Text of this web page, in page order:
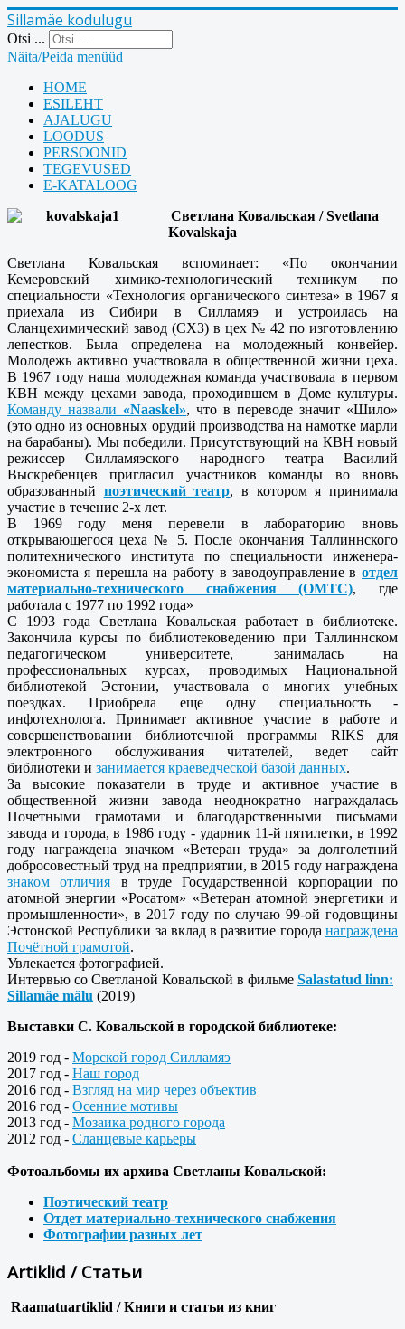
Sillamäe kodulugu
Otsi ...
Näita/Peida menüüd
HOME
ESILEHT
AJALUGU
LOODUS
PERSOONID
TEGEVUSED
E-KATALOOG
Светлана Ковальская / Svetlana
Kovalskaja
Светлана Ковальская вспоминает: «По окончании
Кемеровский химико-технологический техникум по
специальности «Технология органического синтеза» в 1967 я
приехала из Сибири в Силламяэ и устроилась на
Сланцехимический завод (СХЗ) в цех № 42 по изготовлению
лепестков. Была определена на молодежный конвейер.
Молодежь активно участвовала в общественной жизни цеха.
В 1967 году наша молодежная команда участвовала в первом
КВН между цехами завода, проходившем в Доме культуры.
Команду назвали «Naaskel», что в переводе значит «Шило»
(это одно из основных орудий производства на намотке марли
на барабаны). Мы победили. Присутствующий на КВН новый
режиссер Силламяэского народного театра Василий
Выскребенцев пригласил участников команды во вновь
образованный поэтический театр, в котором я принимала
участие в течение 2-х лет.
В 1969 году меня перевели в лабораторию вновь
открывающегося цеха № 5. После окончания Таллиннского
политехнического института по специальности инженера-
экономиста я перешла на работу в заводоуправление в отдел
материально-технического снабжения (ОМТС), где
работала с 1977 по 1992 года»
С 1993 года Светлана Ковальская работает в библиотеке.
Закончила курсы по библиотековедению при Таллиннском
педагогическом университете, занималась на
профессиональных курсах, проводимых Национальной
библиотекой Эстонии, участвовала о многих учебных
поездках. Приобрела еще одну специальность -
инфотехнолога. Принимает активное участие в работе и
совершенствовании библиотечной программы RIKS для
электронного обслуживания читателей, ведет сайт
библиотеки и занимается краеведческой базой данных.
За высокие показатели в труде и активное участие в
общественной жизни завода неоднократно награждалась
Почетными грамотами и благодарственными письмами
завода и города, в 1986 году - ударник 11-й пятилетки, в 1992
году награждена значком «Ветеран труда» за долголетний
добросовестный труд на предприятии, в 2015 году награждена
знаком отличия в труде Государственной корпорации по
атомной энергии «Росатом» «Ветеран атомной энергетики и
промышленности», в 2017 году по случаю 99-ой годовщины
Эстонской Республики за вклад в развитие города награждена
Почётной грамотой.
Увлекается фотографией.
Интервью со Светланой Ковальской в фильме Salastatud linn:
Sillamäe mälu (2019)
Выставки С. Ковальской в городской библиотеке:
2019 год - Морской город Силламяэ
2017 год - Наш город
2016 год - Взгляд на мир через объектив
2016 год - Осенние мотивы
2013 год - Мозаика родного города
2012 год - Сланцевые карьеры
Фотоальбомы их архива Светланы Ковальской:
Поэтический театр
Отдет материально-технического снабжения
Фотографии разных лет
Artiklid / Статьи
Raamatuartiklid / Книги и статьи из книг